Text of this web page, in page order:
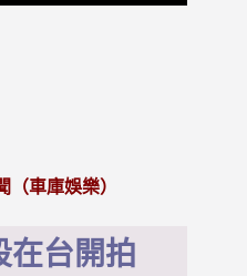
車庫娛樂）
在台開拍